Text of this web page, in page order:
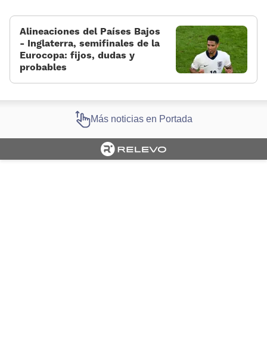
Alineaciones del Países Bajos
- Inglaterra, semifinales de la
Eurocopa: fijos, dudas y
probables
Más noticias en Portada